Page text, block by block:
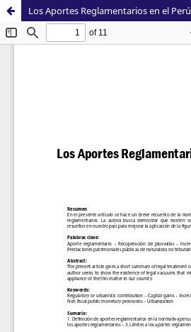
Los Aportes Reglamentarios en el Perú